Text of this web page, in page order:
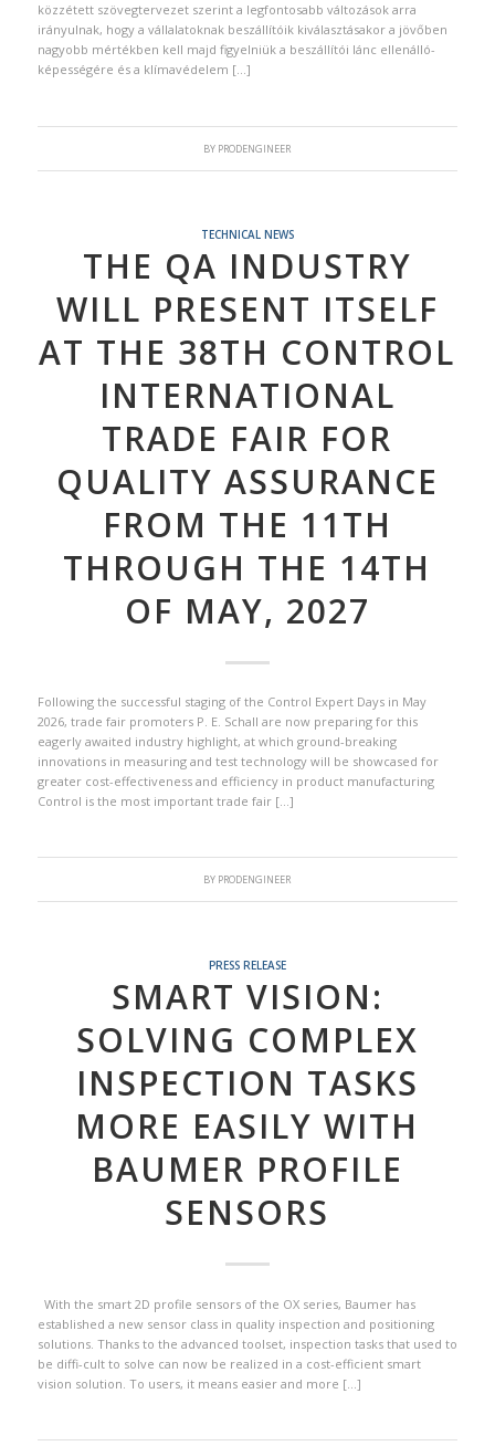
közzétett szövegtervezet szerint a legfontosabb változások arra
irányulnak, hogy a vállalatoknak beszállítóik kiválasztásakor a jövőben
nagyobb mértékben kell majd figyelniük a beszállítói lánc ellenálló-
képességére és a klímavédelem […]
BY PRODENGINEER
TECHNICAL NEWS
THE QA INDUSTRY
WILL PRESENT ITSELF
AT THE 38TH CONTROL
INTERNATIONAL
TRADE FAIR FOR
QUALITY ASSURANCE
FROM THE 11TH
THROUGH THE 14TH
OF MAY, 2027
Following the successful staging of the Control Expert Days in May
2026, trade fair promoters P. E. Schall are now preparing for this
eagerly awaited industry highlight, at which ground-breaking
innovations in measuring and test technology will be showcased for
greater cost-effectiveness and efficiency in product manufacturing
Control is the most important trade fair […]
BY PRODENGINEER
PRESS RELEASE
SMART VISION:
SOLVING COMPLEX
INSPECTION TASKS
MORE EASILY WITH
BAUMER PROFILE
SENSORS
With the smart 2D profile sensors of the OX series, Baumer has
established a new sensor class in quality inspection and positioning
solutions. Thanks to the advanced toolset, inspection tasks that used to
be diffi-cult to solve can now be realized in a cost-efficient smart
vision solution. To users, it means easier and more […]